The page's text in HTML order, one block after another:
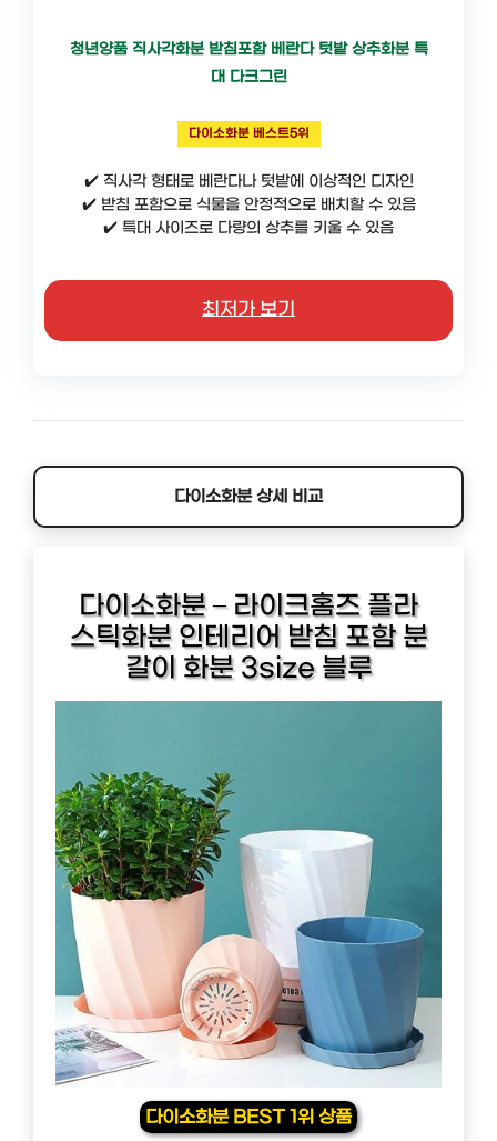
청년양품 직사각화분 받침포함 베란다 텃밭 상추화분 특
대 다크그린
다이소화분 베스트5위
✔️ 직사각 형태로 베란다나 텃밭에 이상적인 디자인
✔️ 받침 포함으로 식물을 안정적으로 배치할 수 있음
✔️ 특대 사이즈로 다량의 상추를 키울 수 있음
최저가 보기
다이소화분 상세 비교
다이소화분 – 라이크홈즈 플라
스틱화분 인테리어 받침 포함 분
갈이 화분 3size 블루
다이소화분 BEST 1위 상품